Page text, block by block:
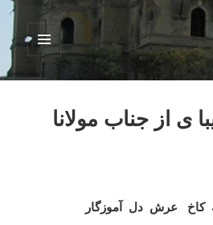
فهرست
ابزارک‌ها
ی از جناب مولانا
کاخ عرش دل آموزگار